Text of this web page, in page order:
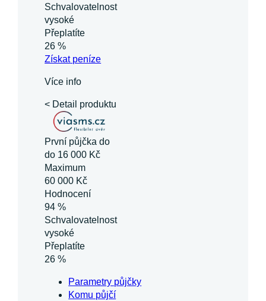
Schvalovatelnost
vysoké
Přeplatíte
26 %
Získatpeníze
Více info
< Detail produktu
První půjčka do
do 16 000 Kč
Maximum
60 000 Kč
Hodnocení
94 %
Schvalovatelnost
vysoké
Přeplatíte
26 %
Parametry půjčky
Komu půjčí